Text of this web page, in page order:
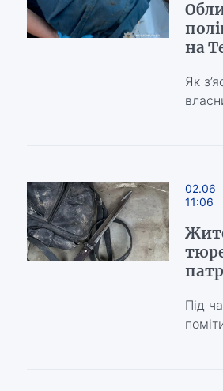
на
Як
02.06
11:06
Під